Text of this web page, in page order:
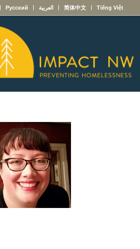
Русский العربية 简体中文 Tiếng Việt